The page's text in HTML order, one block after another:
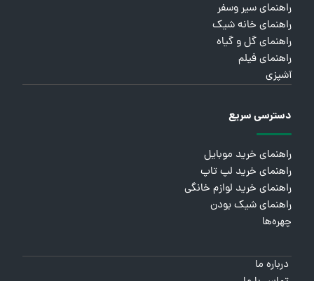
راهنمای سیر وسفر
راهنمای خانه شیک
راهنمای گل و گیاه
راهنمای فیلم
آشپزی
دسترسی سریع
راهنمای خرید موبایل
راهنمای خرید لپ تاپ
راهنمای خرید لوازم خانگی
راهنمای شیک بودن
چهره‌ها
درباره ما